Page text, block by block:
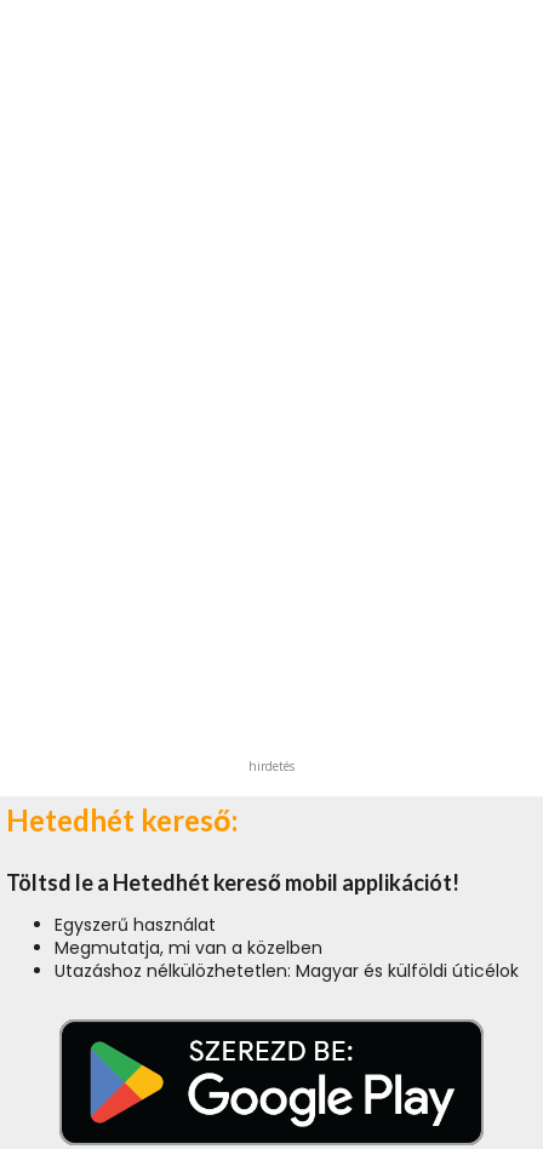
hirdetés
Hetedhét kereső:
Töltsd le a Hetedhét kereső mobil applikációt!
Egyszerű használat
Megmutatja, mi van a közelben
Utazáshoz nélkülözhetetlen: Magyar és külföldi úticélok